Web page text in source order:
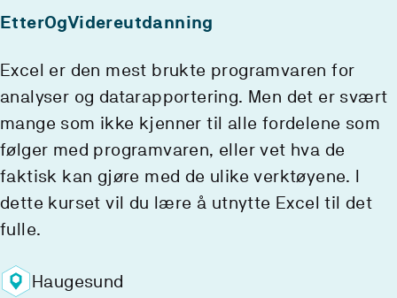
EtterOgVidereutdanning
Excel er den mest brukte programvaren for
analyser og datarapportering. Men det er svært
mange som ikke kjenner til alle fordelene som
følger med programvaren, eller vet hva de
faktisk kan gjøre med de ulike verktøyene. I
dette kurset vil du lære å utnytte Excel til det
fulle.
Haugesund